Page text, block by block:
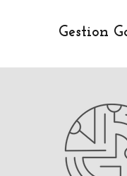
Gestion